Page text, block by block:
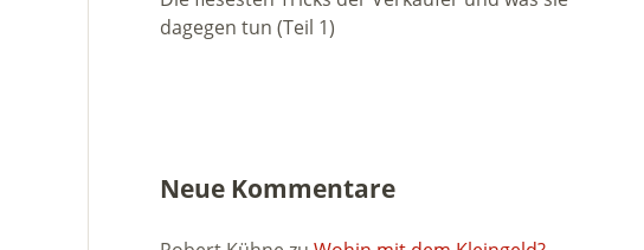
dagegen tun (Teil 1)
Neue Kommentare